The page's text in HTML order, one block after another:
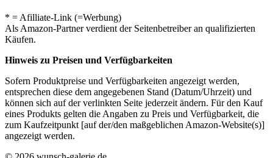
* = Afilliate-Link (=Werbung)
Als Amazon-Partner verdient der Seitenbetreiber an qualifizierten
Käufen.
Hinweis zu Preisen und Verfügbarkeiten
Sofern Produktpreise und Verfügbarkeiten angezeigt werden,
entsprechen diese dem angegebenen Stand (Datum/Uhrzeit) und
können sich auf der verlinkten Seite jederzeit ändern. Für den Kauf
eines Produkts gelten die Angaben zu Preis und Verfügbarkeit, die
zum Kaufzeitpunkt [auf der/den maßgeblichen Amazon-Website(s)]
angezeigt werden.